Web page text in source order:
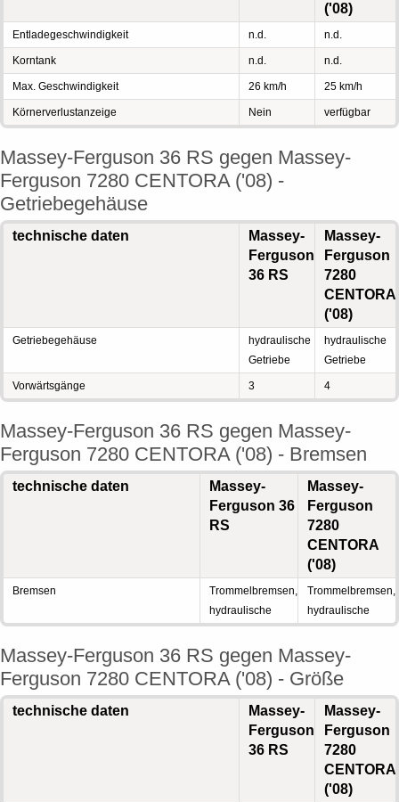
('08)
Entladegeschwindigkeit n.d. n.d.
Korntank n.d. n.d.
Max. Geschwindigkeit 26 km/h 25 km/h
Körnerverlustanzeige Nein verfügbar
Massey-Ferguson 36 RS gegen Massey-
Ferguson 7280 CENTORA ('08) -
Getriebegehäuse
technische daten
Massey-
Ferguson
36 RS
Massey-
Ferguson
7280
CENTORA
('08)
Getriebegehäuse
hydraulische
Getriebe
hydraulische
Getriebe
Vorwärtsgänge 3 4
Massey-Ferguson 36 RS gegen Massey-
Ferguson 7280 CENTORA ('08) - Bremsen
technische daten
Massey-
Ferguson 36
RS
Massey-
Ferguson
7280
CENTORA
('08)
Bremsen
Trommelbremsen,
hydraulische
Trommelbremsen,
hydraulische
Massey-Ferguson 36 RS gegen Massey-
Ferguson 7280 CENTORA ('08) - Größe
technische daten
Massey-
Ferguson
36 RS
Massey-
Ferguson
7280
CENTORA
('08)